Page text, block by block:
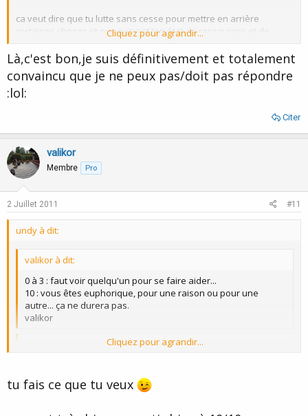
Cliquez pour agrandir...
ca veut dire que tu lutte sans cesse pour mettre en arrière
certaines choses et que suivant ton état de ressources et de
ca veut dire beaucoup de force interne mais aussi beaucoup de
tension interne...tu te combat toi-même on pourrait dire..accepte le
passé et poubelle...
Cliquez pour agrandir...
Là,c'est bon,je suis définitivement et totalement
convaincu que je ne peux pas/doit pas répondre
:lol:
Citer
valikor
Membre Pro
2 Juillet 2011 #11
undy à dit:
valikor à dit:
0 à 3 : faut voir quelqu'un pour se faire aider...
10 : vous êtes euphorique, pour une raison ou pour une
autre... ça ne durera pas.
valikor
a celui la honnêtement je ne peut répondre....car mon
Cliquez pour agrandir...
tu fais ce que tu veux